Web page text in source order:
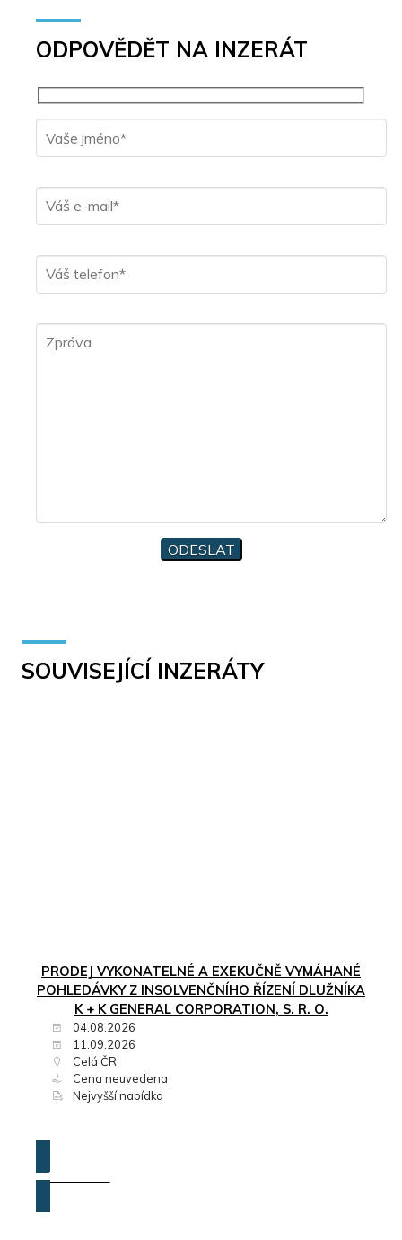
ODPOVĚDĚT NA INZERÁT
SOUVISEJÍCÍ INZERÁTY
PRODEJ VYKONATELNÉ A EXEKUČNĚ VYMÁHANÉ
POHLEDÁVKY Z INSOLVENČNÍHO ŘÍZENÍ DLUŽNÍKA
K + K GENERAL CORPORATION, S. R. O.
04.08.2026
11.09.2026
Celá ČR
Cena neuvedena
Nejvyšší nabídka
ZOBRAZIT